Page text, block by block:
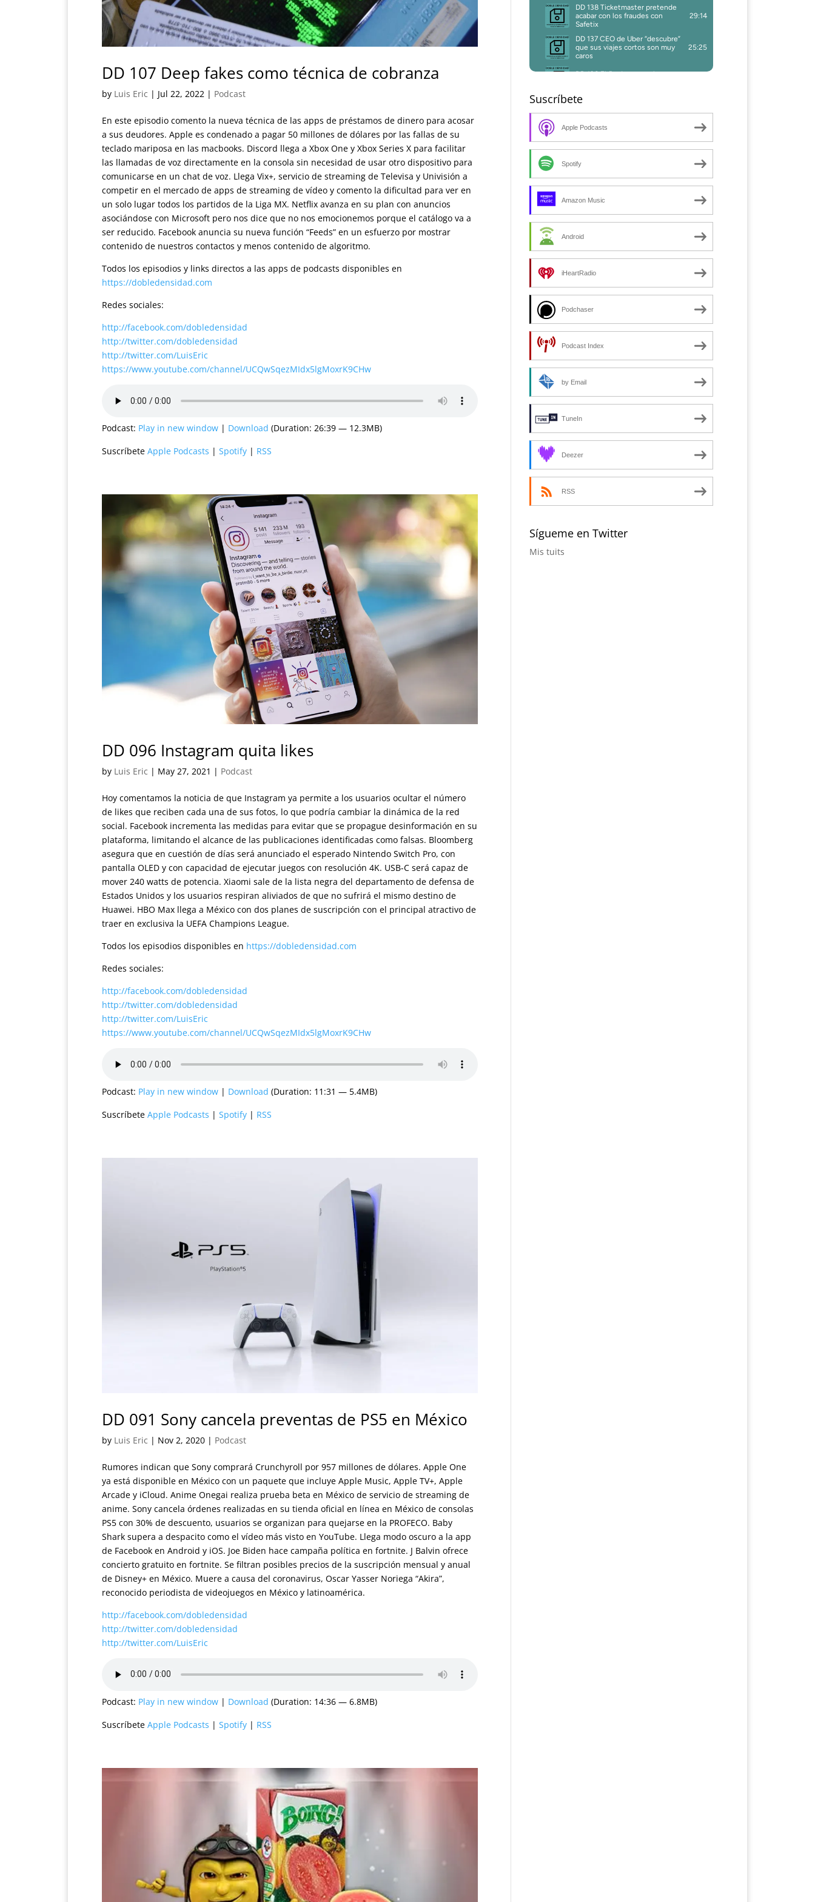
DD 107 Deep fakes como técnica de cobranza
by Luis Eric | Jul 22, 2022 | Podcast
En este episodio comento la nueva técnica de las apps de préstamos de dinero para acosar
a sus deudores. Apple es condenado a pagar 50 millones de dólares por las fallas de su
teclado mariposa en las macbooks. Discord llega a Xbox One y Xbox Series X para facilitar
las llamadas de voz directamente en la consola sin necesidad de usar otro dispositivo para
comunicarse en un chat de voz. Llega Vix+, servicio de streaming de Televisa y Univisión a
competir en el mercado de apps de streaming de vídeo y comento la dificultad para ver en
un solo lugar todos los partidos de la Liga MX. Netflix avanza en su plan con anuncios
asociándose con Microsoft pero nos dice que no nos emocionemos porque el catálogo va a
ser reducido. Facebook anuncia su nueva función “Feeds” en un esfuerzo por mostrar
contenido de nuestros contactos y menos contenido de algoritmo.
Todos los episodios y links directos a las apps de podcasts disponibles en
https://dobledensidad.com
Redes sociales:
http://facebook.com/dobledensidad
http://twitter.com/dobledensidad
http://twitter.com/LuisEric
https://www.youtube.com/channel/UCQwSqezMIdx5lgMoxrK9CHw
Podcast: Play in new window | Download (Duration: 26:39 — 12.3MB)
Suscríbete Apple Podcasts | Spotify | RSS
DD 096 Instagram quita likes
by Luis Eric | May 27, 2021 | Podcast
Hoy comentamos la noticia de que Instagram ya permite a los usuarios ocultar el número
de likes que reciben cada una de sus fotos, lo que podría cambiar la dinámica de la red
social. Facebook incrementa las medidas para evitar que se propague desinformación en su
plataforma, limitando el alcance de las publicaciones identificadas como falsas. Bloomberg
asegura que en cuestión de días será anunciado el esperado Nintendo Switch Pro, con
pantalla OLED y con capacidad de ejecutar juegos con resolución 4K. USB-C será capaz de
mover 240 watts de potencia. Xiaomi sale de la lista negra del departamento de defensa de
Estados Unidos y los usuarios respiran aliviados de que no sufrirá el mismo destino de
Huawei. HBO Max llega a México con dos planes de suscripción con el principal atractivo de
traer en exclusiva la UEFA Champions League.
Todos los episodios disponibles en https://dobledensidad.com
Redes sociales:
http://facebook.com/dobledensidad
http://twitter.com/dobledensidad
http://twitter.com/LuisEric
https://www.youtube.com/channel/UCQwSqezMIdx5lgMoxrK9CHw
Podcast: Play in new window | Download (Duration: 11:31 — 5.4MB)
Suscríbete Apple Podcasts | Spotify | RSS
DD 091 Sony cancela preventas de PS5 en México
by Luis Eric | Nov 2, 2020 | Podcast
Rumores indican que Sony comprará Crunchyroll por 957 millones de dólares. Apple One
ya está disponible en México con un paquete que incluye Apple Music, Apple TV+, Apple
Arcade y iCloud. Anime Onegai realiza prueba beta en México de servicio de streaming de
anime. Sony cancela órdenes realizadas en su tienda oficial en línea en México de consolas
PS5 con 30% de descuento, usuarios se organizan para quejarse en la PROFECO. Baby
Shark supera a despacito como el vídeo más visto en YouTube. Llega modo oscuro a la app
de Facebook en Android y iOS. Joe Biden hace campaña política en fortnite. J Balvin ofrece
concierto gratuito en fortnite. Se filtran posibles precios de la suscripción mensual y anual
de Disney+ en México. Muere a causa del coronavirus, Oscar Yasser Noriega “Akira”,
reconocido periodista de videojuegos en México y latinoamérica.
http://facebook.com/dobledensidad
http://twitter.com/dobledensidad
http://twitter.com/LuisEric
Podcast: Play in new window | Download (Duration: 14:36 — 6.8MB)
Suscríbete Apple Podcasts | Spotify | RSS
Suscríbete
Apple Podcasts
Spotify
Amazon Music
Android
iHeartRadio
Podchaser
Podcast Index
by Email
TuneIn
Deezer
RSS
Sígueme en Twitter
Mis tuits